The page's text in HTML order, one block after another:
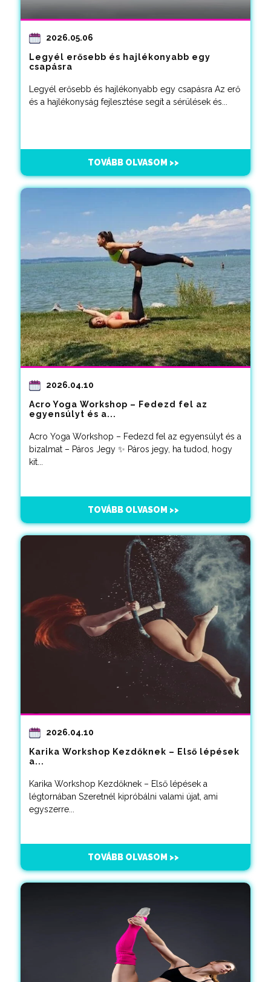
2026.05.06
Legyél erősebb és hajlékonyabb egy
csapásra
Legyél erősebb és hajlékonyabb egy csapásra Az erő
és a hajlékonyság fejlesztése segít a sérülések és...
TOVÁBB OLVASOM >>
2026.04.10
Acro Yoga Workshop – Fedezd fel az
egyensúlyt és a...
Acro Yoga Workshop – Fedezd fel az egyensúlyt és a
bizalmat – Páros Jegy ✨ Páros jegy, ha tudod, hogy
kit...
TOVÁBB OLVASOM >>
2026.04.10
Karika Workshop Kezdőknek – Első lépések
a...
Karika Workshop Kezdőknek – Első lépések a
légtornában Szeretnél kipróbálni valami újat, ami
egyszerre...
TOVÁBB OLVASOM >>